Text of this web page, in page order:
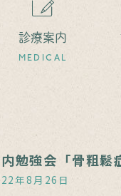
診療案内
MEDICAL
勉強会「骨粗鬆
年8月26日